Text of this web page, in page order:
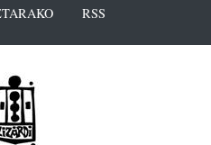
RSS